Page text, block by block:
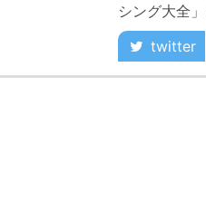
シング大全
twitter